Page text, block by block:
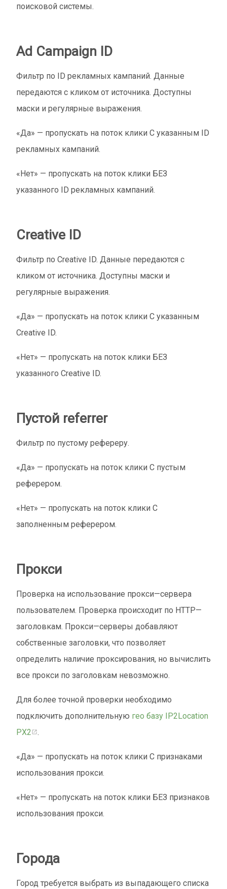
поисковой системы.
Ad Campaign ID
Фильтр по ID рекламных кампаний. Данные
передаются с кликом от источника. Доступны
маски и регулярные выражения.
«Да» — пропускать на поток клики С указанным ID
рекламных кампаний.
«Нет» — пропускать на поток клики БЕЗ
указанного ID рекламных кампаний.
Creative ID
Фильтр по Creative ID. Данные передаются с
кликом от источника. Доступны маски и
регулярные выражения.
«Да» — пропускать на поток клики С указанным
Creative ID.
«Нет» — пропускать на поток клики БЕЗ
указанного Creative ID.
Пустой referrer
Фильтр по пустому рефереру.
«Да» — пропускать на поток клики С пустым
реферером.
«Нет» — пропускать на поток клики С
заполненным реферером.
Прокси
Проверка на использование прокси—сервера
пользователем. Проверка происходит по HTTP—
заголовкам. Прокси—серверы добавляют
собственные заголовки, что позволяет
определить наличие проксирования, но вычислить
все прокси по заголовкам невозможно.
Для более точной проверки необходимо
подключить дополнительную гео базу
IP2Location
PX2
.
«Да» — пропускать на поток клики С признаками
использования прокси.
«Нет» — пропускать на поток клики БЕЗ признаков
использования прокси.
Города
Город требуется выбрать из выпадающего списка